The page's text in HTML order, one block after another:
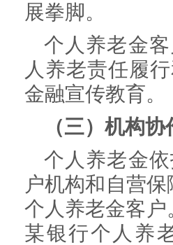
展拳脚。
个人养老金
人养老责任履
金融宣传教育。
（三）机构
个人养老金
户机构和自营
个人养老金客
某银行个人养